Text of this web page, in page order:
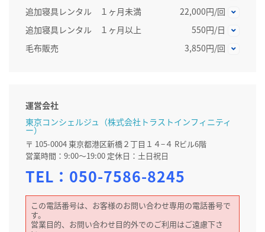
追加寝具レンタル １ヶ月未満
22,000円/回
追加寝具レンタル １ヶ月以上
550円/日
毛布販売
3,850円/回
運営会社
東京コンシェルジュ（株式会社トラストインフィニティ
ー）
〒 105-0004 東京都港区新橋２丁目１４−４ Rビル6階
営業時間：9:00～19:00 定休日：土日祝日
TEL： 050-7586-8245
この電話番号は、お客様のお問い合わせ専用の電話番号で
す。
営業目的、お問い合わせ目的外でのご利用はご遠慮下さ